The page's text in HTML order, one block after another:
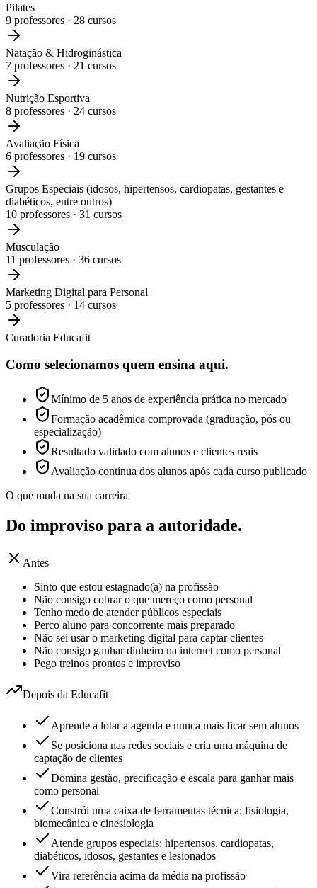
Pilates
9 professores · 28 cursos
Natação & Hidroginástica
7 professores · 21 cursos
Nutrição Esportiva
8 professores · 24 cursos
Avaliação Física
6 professores · 19 cursos
Grupos Especiais (idosos, hipertensos, cardiopatas, gestantes e
diabéticos, entre outros)
10 professores · 31 cursos
Musculação
11 professores · 36 cursos
Marketing Digital para Personal
5 professores · 14 cursos
Curadoria Educafit
Como selecionamos quem ensina aqui.
Mínimo de 5 anos de experiência prática no mercado
Formação acadêmica comprovada (graduação, pós ou
especialização)
Resultado validado com alunos e clientes reais
Avaliação contínua dos alunos após cada curso publicado
O que muda na sua carreira
Do improviso para a autoridade.
Antes
Sinto que estou estagnado(a) na profissão
Não consigo cobrar o que mereço como personal
Tenho medo de atender públicos especiais
Perco aluno para concorrente mais preparado
Não sei usar o marketing digital para captar clientes
Não consigo ganhar dinheiro na internet como personal
Pego treinos prontos e improviso
Depois da Educafit
Aprende a lotar a agenda e nunca mais ficar sem alunos
Se posiciona nas redes sociais e cria uma máquina de
captação de clientes
Domina gestão, precificação e escala para ganhar mais
como personal
Constrói uma caixa de ferramentas técnica: fisiologia,
biomecânica e cinesiologia
Atende grupos especiais: hipertensos, cardiopatas,
diabéticos, idosos, gestantes e lesionados
Vira referência acima da média na profissão